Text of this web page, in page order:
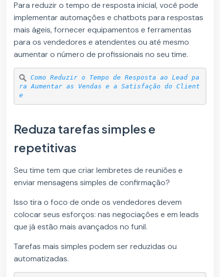
Para reduzir o tempo de resposta inicial, você pode
implementar automações e chatbots para respostas
mais ágeis, fornecer equipamentos e ferramentas
para os vendedores e atendentes ou até mesmo
aumentar o número de profissionais no seu time.
Como Reduzir o Tempo de Resposta ao Lead pa
ra Aumentar as Vendas e a Satisfação do Client
e
Reduza tarefas simples e
repetitivas
Seu time tem que criar lembretes de reuniões e
enviar mensagens simples de confirmação?
Isso tira o foco de onde os vendedores devem
colocar seus esforços: nas negociações e em leads
que já estão mais avançados no funil.
Tarefas mais simples podem ser reduzidas ou
automatizadas.